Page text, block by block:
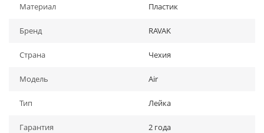
Материал Пластик
Бренд RAVAK
Страна Чехия
Модель Air
Тип Лейка
Гарантия 2 года